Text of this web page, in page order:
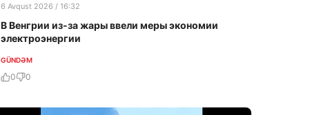
6 Avqust 2026 / 16:32
В Венгрии из-за жары ввели меры экономии
электроэнергии
GÜNDƏM
0 0